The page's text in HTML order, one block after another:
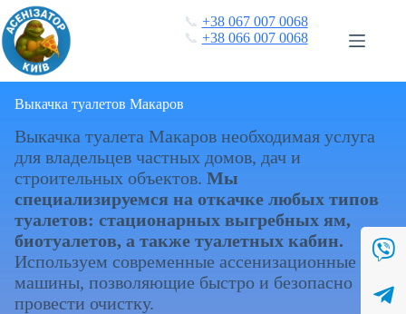
Перейти
к
сути
📞 +38 067 007 0068
📞 +38 066 007 0068
Выкачка туалетов Макаров
Выкачка туалета Макаров необходимая услуга
для владельцев частных домов, дач и
строительных объектов. Мы
специализируемся на откачке любых типов
туалетов: стационарных выгребных ям,
биотуалетов, а также туалетных кабин.
Используем современные ассенизационные
машины, позволяющие быстро и безопасно
провести очистку.